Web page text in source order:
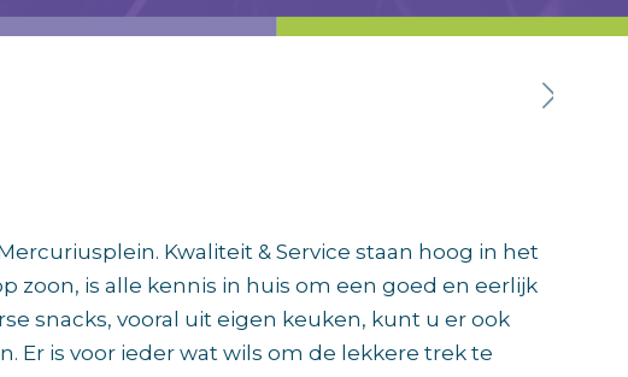
Kwaliteit & Service staan hoog in het
zoon, is alle kennis in huis om een goed en eerlijk
snacks, vooral uit eigen keuken, kunt u er ook
Er is voor ieder wat wils om de lekkere trek te